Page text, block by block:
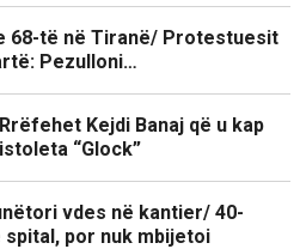
68-të në Tiranë/ Protestuesit
Pezulloni…
Kejdi Banaj që u kap
“Glock”
vdes në kantier/ 40-
por nuk mbijetoi